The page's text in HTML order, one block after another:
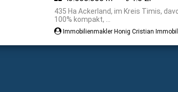
435 Ha Ackerland, im Kreis Timis,
100% kompakt, ...
Immobilienmakler Honig Cristian